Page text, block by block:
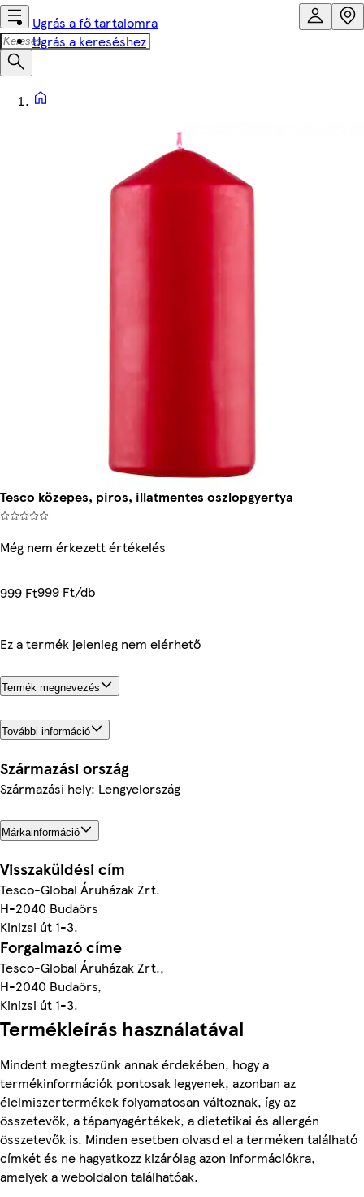
Ugrás a fő tartalomra
Ugrás a kereséshez
Tesco közepes, piros, illatmentes oszlopgyertya
Még nem érkezett értékelés
999 Ft999 Ft/db
Ez a termék jelenleg nem elérhető
Termék megnevezés
További információ
Származási ország
Származási hely: Lengyelország
Márkainformáció
Visszaküldési cím
Tesco-Global Áruházak Zrt.
H-2040 Budaörs
Kinizsi út 1-3.
Forgalmazó címe
Tesco-Global Áruházak Zrt.,
H-2040 Budaörs,
Kinizsi út 1-3.
Termékleírás használatával
Mindent megteszünk annak érdekében, hogy a
termékinformációk pontosak legyenek, azonban az
élelmiszertermékek folyamatosan változnak, így az
összetevők, a tápanyagértékek, a dietetikai és allergén
összetevők is. Minden esetben olvasd el a terméken található
címkét és ne hagyatkozz kizárólag azon információkra,
amelyek a weboldalon találhatóak.